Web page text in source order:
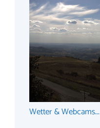
Wetter & Webcams...